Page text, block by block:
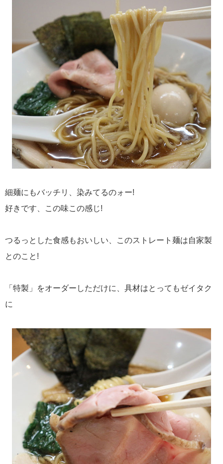
細麺にもバッチリ、染みてるのォー!
好きです、この味この感じ!
つるっとした食感もおいしい、このストレート麺は自家製
とのこと!
「特製」をオーダーしただけに、具材はとってもゼイタク
に